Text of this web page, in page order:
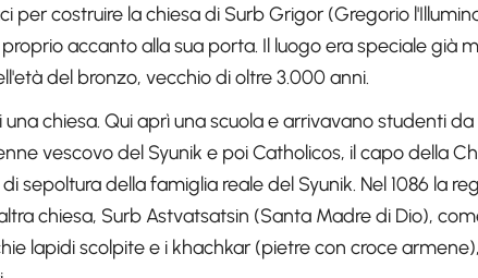
per costruire la chiesa di Surb Grigor (Gregorio
accanto alla sua porta. Il luogo era speciale già
del bronzo, vecchio di oltre 3.000 anni.
chiesa. Qui aprì una scuola e arrivavano studenti
vescovo del Syunik e poi Catholicos, il capo della
sepoltura della famiglia reale del Syunik. Nel 1086 la
chiesa, Surb Astvatsatsin (Santa Madre di Dio),
lapidi scolpite e i khachkar (pietre con croce